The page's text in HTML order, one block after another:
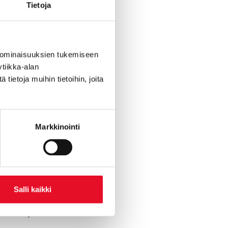
Tietoja
tukemiseen
alan
tietoja muihin tietoihin, joita
Markkinointi
Salli kaikki
parissa
1986
10